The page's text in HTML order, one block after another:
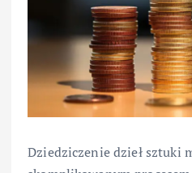
Dziedziczenie dzieł sztuki